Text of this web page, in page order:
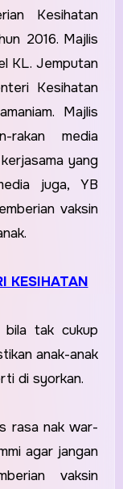
Kesihatan
2016. Majlis
KL.Jemputan
Kesihatan
Majlis
rakan media
yang
juga, YB
vaksin
KESIHATAN
tak cukup
anak-anak
di syorkan.
rasa nak war-
agar jangan
vaksin